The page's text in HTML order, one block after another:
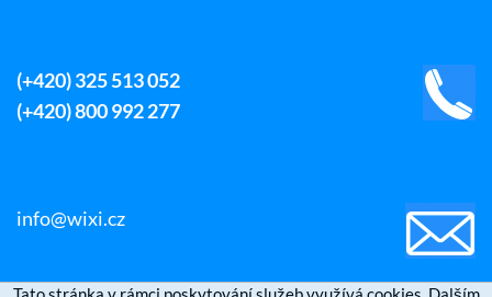
(+420) 325 513 052
(+420) 800 992 277
info@wixi.cz